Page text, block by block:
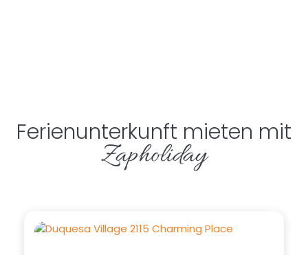
Ferienunterkunft mieten mit
Zapholiday